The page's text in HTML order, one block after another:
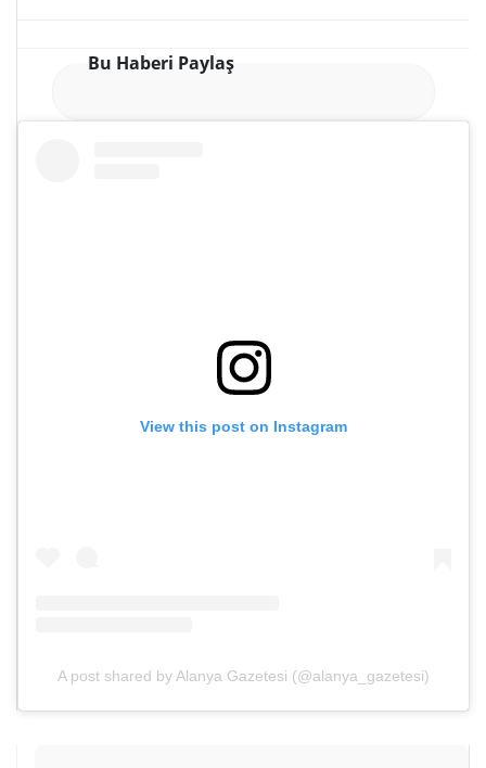
Bu Haberi Paylaş
View this post on Instagram
A post shared by Alanya Gazetesi (@alanya_gazetesi)